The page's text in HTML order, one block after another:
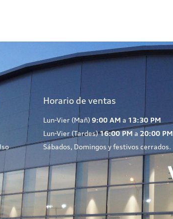
Horario de ventas
Lun-Vier (Mañ) 9:00 AM a 13:30 PM
Lun-Vier (Tardes)16:00 PM a 20:00 PM
Sábados, Domingos y festivos cerrados.